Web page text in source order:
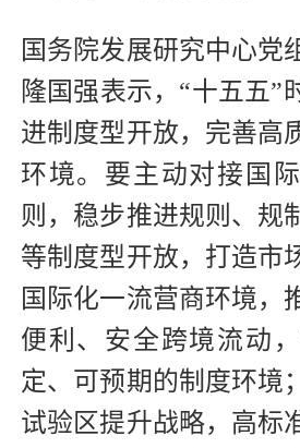
国务院发展研究中心党
隆国强表示，“十五五”
进制度型开放，完善高
环境。要主动对接国
则，稳步推进规则、规
等制度型开放，打造市
国际化一流营商环境，
便利、安全跨境流动
定、可预期的制度环境
试验区提升战略，高标